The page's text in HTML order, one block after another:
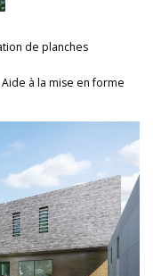
de planches
Aide à la mise en forme